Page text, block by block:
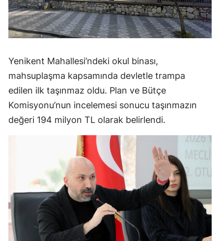
Yenikent Mahallesi’ndeki okul binası,
mahsuplaşma kapsamında devletle trampa
edilen ilk taşınmaz oldu. Plan ve Bütçe
Komisyonu’nun incelemesi sonucu taşınmazın
değeri 194 milyon TL olarak belirlendi.